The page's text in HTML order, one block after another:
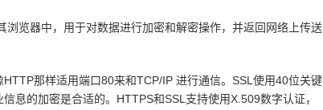
览器中，用于对数据进行加密和解密操作，并返回网络上传送
那样适用端口80来和TCP/IP 进行通信。SSL使用40位关键
息的加密是合适的。HTTPS和SSL支持使用X.509数字认证，